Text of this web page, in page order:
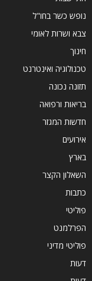
נופש כשר בחו"ל
צבא ושרות לאומי
חינוך
טכנולוגיה ואינטרנט
תזונה נכונה
בריאות ורפואה
חדשות המגזר
אירועים
בארץ
השאלון הקצר
כתבות
פוליטי
הפרלמנט
פוליטי מדיני
דעות